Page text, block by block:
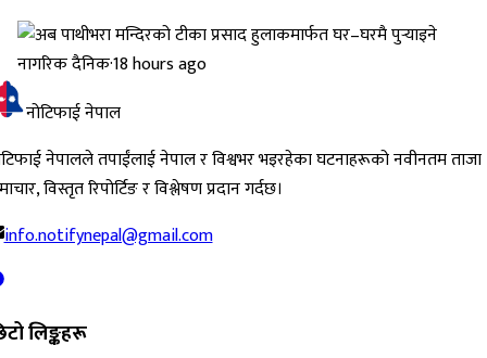
नागरिक दैनिक·18 hours ago
नोटिफाई नेपाल
नेपालले तपाईंलाई नेपाल र विश्वभर भइरहेका घटनाहरूको नवीनतम ताजा
विस्तृत रिपोर्टिङ र विश्लेषण प्रदान गर्दछ।
info.notifynepal@gmail.com
लिङ्कहरू